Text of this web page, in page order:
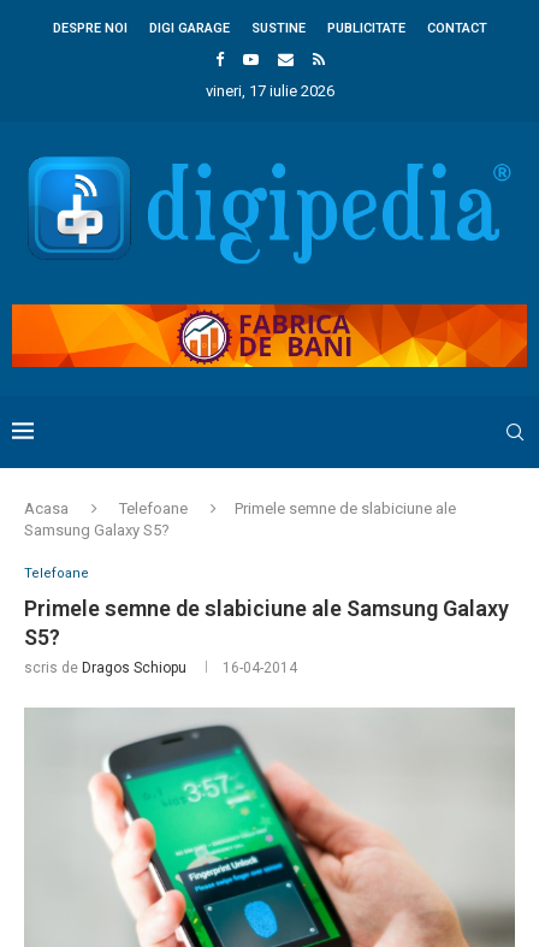
DESPRE NOI DIGI GARAGE SUSTINE PUBLICITATE CONTACT
vineri, 17 iulie 2026
Acasa Telefoane
Primele semne de slabiciune ale
Samsung Galaxy S5?
Telefoane
Primele semne de slabiciune ale Samsung Galaxy
S5?
scris de Dragos Schiopu 16-04-2014